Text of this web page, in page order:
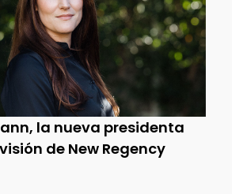
la nueva presidenta
de New Regency